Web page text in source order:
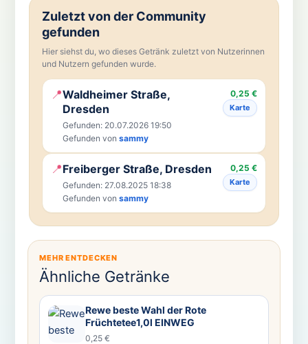
Zuletzt von der Community
gefunden
Hier siehst du, wo dieses Getränk zuletzt von Nutzerinnen
und Nutzern gefunden wurde.
📍Waldheimer Straße,
Dresden
Gefunden: 20.07.2026 19:50
Gefunden von sammy
0,25 €
Karte
📍Freiberger Straße, Dresden
Gefunden: 27.08.2025 18:38
Gefunden von sammy
0,25 €
Karte
MEHR ENTDECKEN
Ähnliche Getränke
Rewe beste Wahl der Rote
Früchtetee1,0l EINWEG
0,25 €